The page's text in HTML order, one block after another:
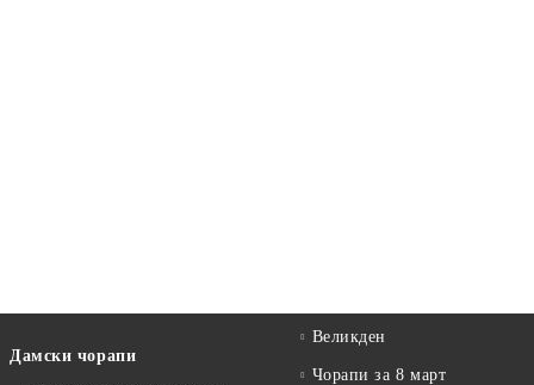
Дамски чорапи
Великден
Чорапи за 8 март